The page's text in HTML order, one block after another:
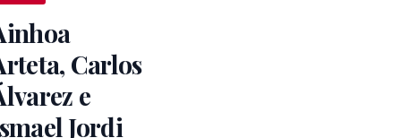
Carlos
e
Jordi